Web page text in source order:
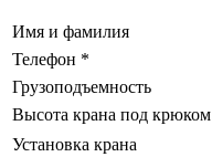
Имя и фамилия
Телефон *
Грузоподъемность
Высота крана под крюком
Установка крана